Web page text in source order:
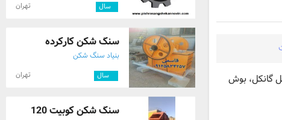
گانکل، بوش
سال تهران
سنگ شکن کارکرده
بنیاد سنگ شکن
سال تهران
سنگ شکن کوبیت 120